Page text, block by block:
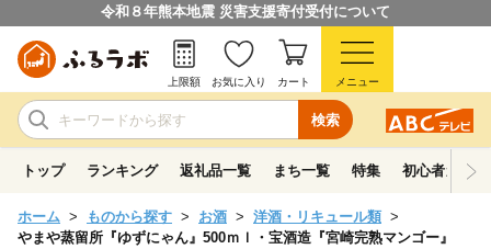
令和８年熊本地震 災害支援寄付受付について
検索
上限額 お気に入り カート メニュー
トップ ランキング 返礼品一覧 まち一覧 特集 初心者ガイド
ホーム ものから探す お酒
洋酒・リキュール類
やまや蒸留所『ゆずにゃん』500ｍｌ・宝酒造『宮崎完熟マンゴー』